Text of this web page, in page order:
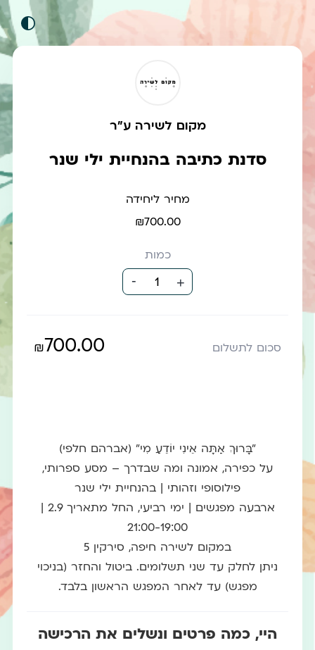
מקום לשירה ע"ר
סדנת כתיבה בהנחיית ילי שנר
מחיר ליחידה
₪700.00
כמות
+
1
-
סכום לתשלום ₪700.00
״בָּרוּךְ אַתָּה אֵינִי יוֹדֵעַ מִי״ (אברהם חלפי)
על כפירה, אמונה ומה שבדרך – מסע ספרותי,
פילוסופי וזהותי | בהנחיית ילי שנר
ארבעה מפגשים | ימי רביעי, החל מתאריך 2.9 |
21:00-19:00
במקום לשירה חיפה, סירקין 5
ניתן לחלק עד שני תשלומים. ביטול והחזר (בניכוי
מפגש) עד לאחר המפגש הראשון בלבד.
היי, כמה פרטים ונשלים את הרכישה